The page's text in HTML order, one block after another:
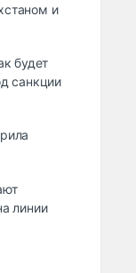
и
будет
санкции
линии